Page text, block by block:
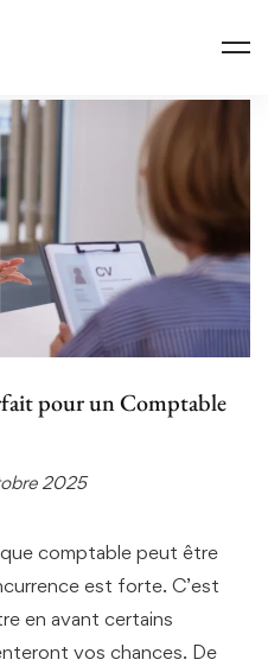
pour un Comptable
2025
comptable peut être
est forte. C’est
en avant certains
vos chances. De